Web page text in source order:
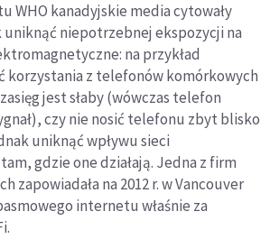
WHO kanadyjskie media cytowały
niepotrzebnej ekspozycji na
na przykład
korzystania z telefonów komórkowych
jest słaby (wówczas telefon
czy nie nosić telefonu zbyt blisko
uniknąć wpływu sieci
gdzie one działają. Jedna z firm
zapowiadała na 2012 r. w Vancouver
internetu właśnie za